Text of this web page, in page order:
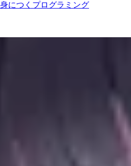
につくプログラミング